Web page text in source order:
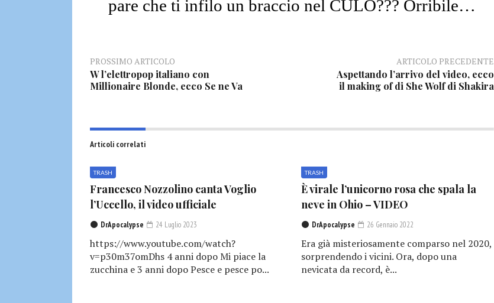
pare che ti infilo un braccio nel CULO??? Orribile…
PROSSIMO ARTICOLO
W l’elettropop italiano con
Millionaire Blonde, ecco Se ne Va
ARTICOLO PRECEDENTE
Aspettando l’arrivo del video, ecco
il making of di She Wolf di Shakira
Articoli correlati
TRASH
Francesco Nozzolino canta Voglio
l’Uccello, il video ufficiale
DrApocalypse 24 Luglio 2023
https://www.youtube.com/watch?
v=p30m37omDhs 4 anni dopo Mi piace la
zucchina e 3 anni dopo Pesce e pesce po...
TRASH
È virale l’unicorno rosa che spala la
neve in Ohio – VIDEO
DrApocalypse 26 Gennaio 2022
Era già misteriosamente comparso nel 2020,
sorprendendo i vicini. Ora, dopo una
nevicata da record, è...